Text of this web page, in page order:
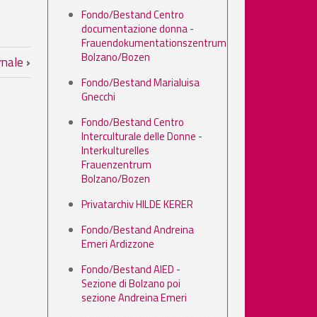
›
Fondo/Bestand Centro
documentazione donna -
Frauendokumentationszentrum
Bolzano/Bozen
Fondo/Bestand Marialuisa
Gnecchi
Fondo/Bestand Centro
Interculturale delle Donne -
Interkulturelles
Frauenzentrum
Bolzano/Bozen
Privatarchiv HILDE KERER
Fondo/Bestand Andreina
Emeri Ardizzone
Fondo/Bestand AIED -
Sezione di Bolzano poi
sezione Andreina Emeri